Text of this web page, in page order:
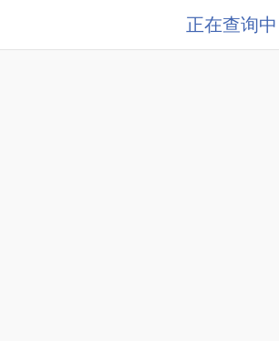
正在查询中